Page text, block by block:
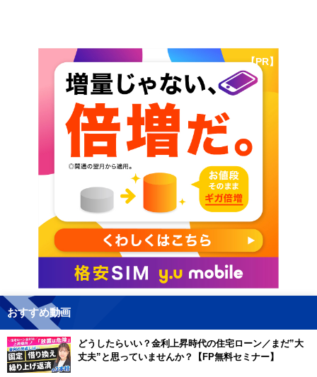
【PR】
おすすめ動画
どうしたらいい？金利上昇時代の住宅ローン／まだ”大
丈夫”と思っていませんか？【FP無料セミナー】